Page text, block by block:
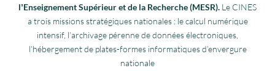
lʼEnseignement Supérieur et de la Recherche (MESR). Le CINES
a trois missions stratégiques nationales : le calcul numérique
intensif, l’archivage pérenne de données électroniques,
l’hébergement de plates-formes informatiques d’envergure
nationale